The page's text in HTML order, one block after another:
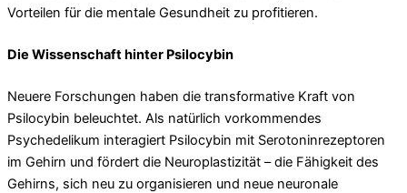
Vorteilen für die mentale Gesundheit zu profitieren.
Die Wissenschaft hinter Psilocybin
Neuere Forschungen haben die transformative Kraft von
Psilocybin beleuchtet. Als natürlich vorkommendes
Psychedelikum interagiert Psilocybin mit Serotoninrezeptoren
im Gehirn und fördert die Neuroplastizität – die Fähigkeit des
Gehirns, sich neu zu organisieren und neue neuronale